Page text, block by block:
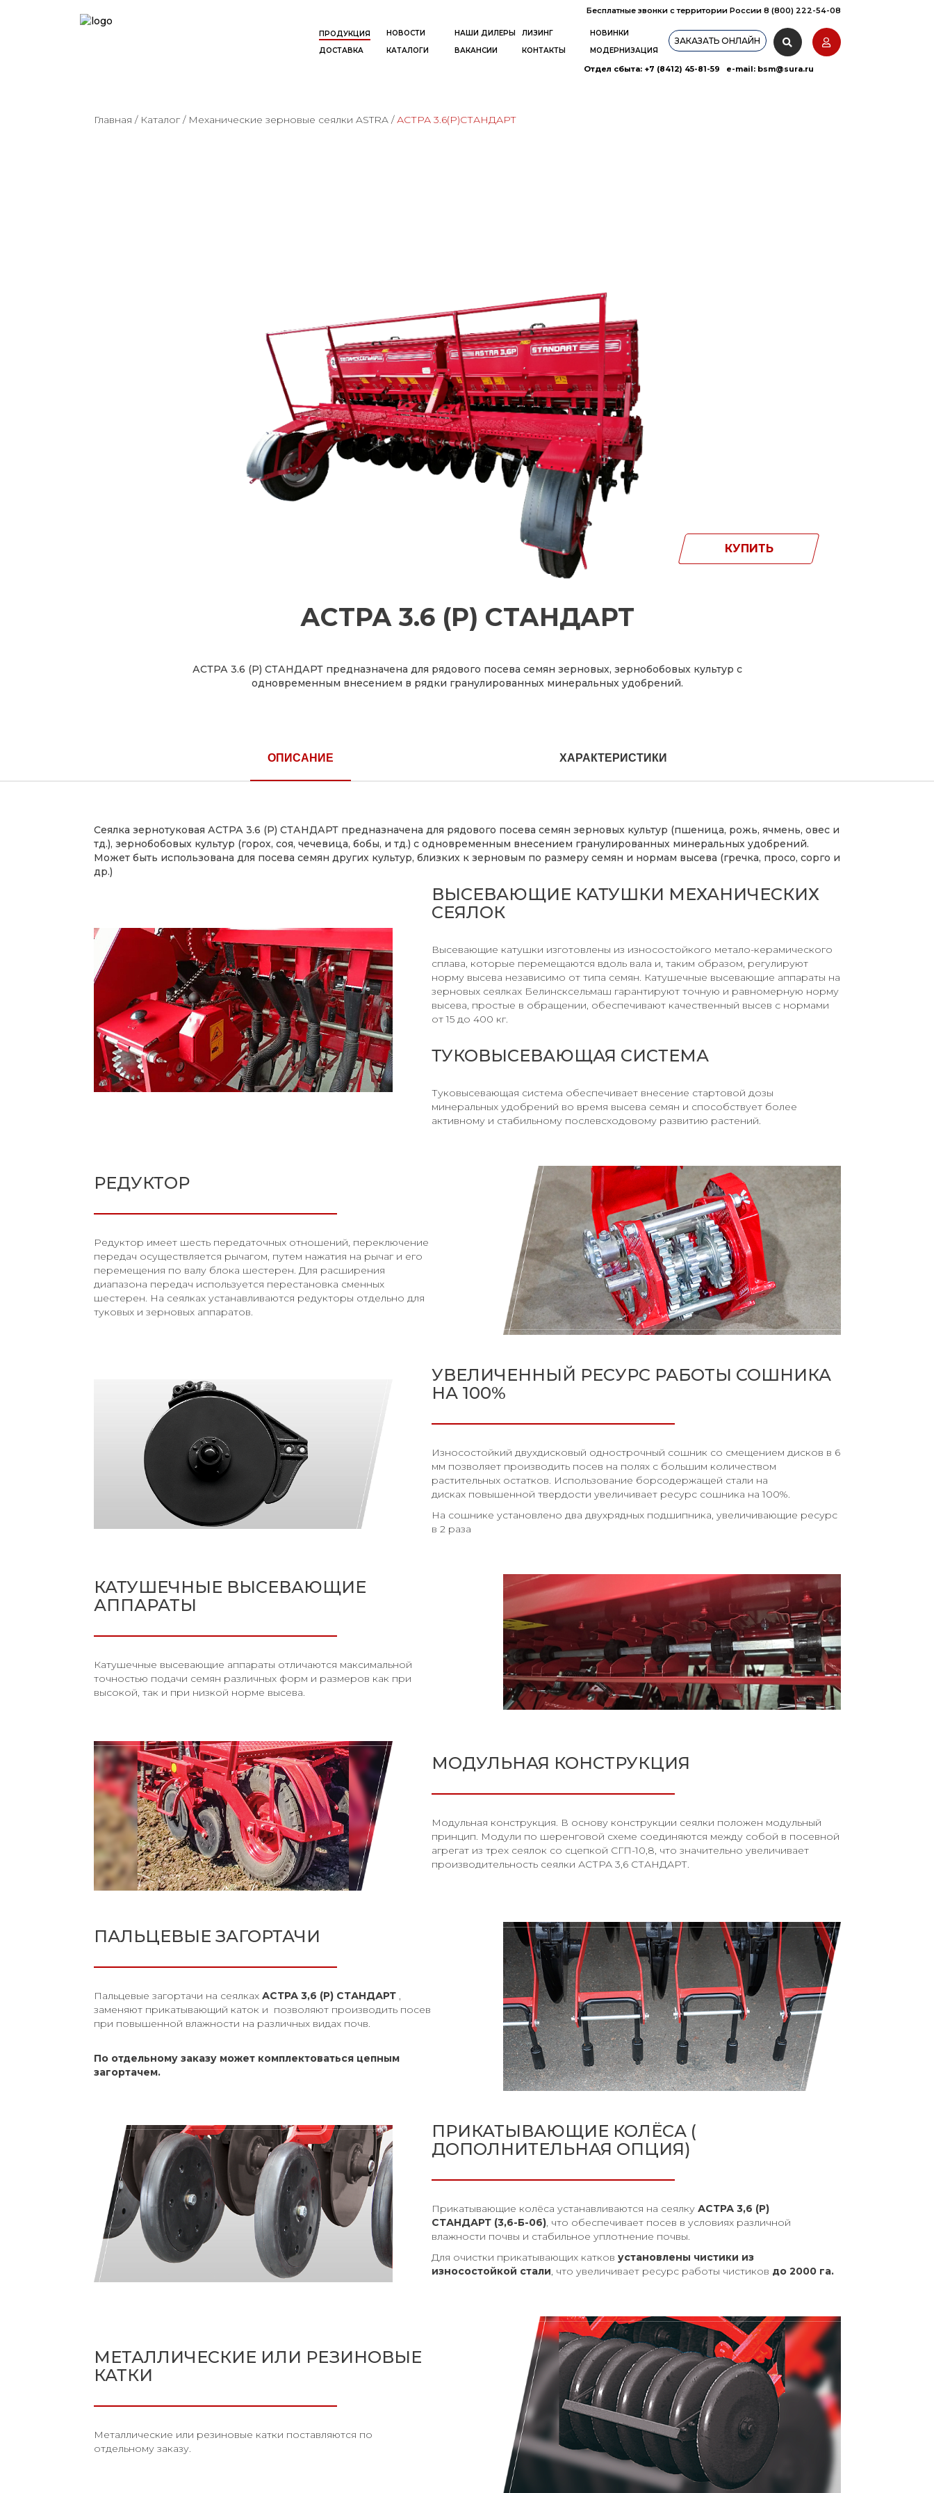
Бесплатные звонки с территории России 8 (800) 222-54-08
ПРОДУКЦИЯ НОВОСТИ НАШИ ДИЛЕРЫ ЛИЗИНГ
НОВИНКИ
ДОСТАВКА
КАТАЛОГИ ВАКАНСИИ КОНТАКТЫ МОДЕРНИЗАЦИЯ
ЗАКАЗАТЬ ОНЛАЙН
Отдел сбыта: +7 (8412) 45-81-59 e-mail: bsm@sura.ru
Главная / Каталог/ Механические зерновые сеялки ASTRA/АСТРА 3.6(P)СТАНДАРТ
КУПИТЬ
АСТРА 3.6 (P) СТАНДАРТ
АСТРА 3.6 (P) СТАНДАРТ предназначена для рядового посева семян зерновых, зернобобовых культур с
одновременным внесением в рядки гранулированных минеральных удобрений.
ОПИСАНИЕ ХАРАКТЕРИСТИКИ
Сеялка зернотуковая АСТРА 3.6 (P) СТАНДАРТ предназначена для рядового посева семян зерновых культур (пшеница, рожь, ячмень, овес и
тд.), зернобобовых культур (горох, соя, чечевица, бобы, и тд.) с одновременным внесением гранулированных минеральных удобрений.
Может быть использована для посева семян других культур, близких к зерновым по размеру семян и нормам высева (гречка, просо, сорго и
др.)
ВЫСЕВАЮЩИЕ КАТУШКИ МЕХАНИЧЕСКИХ
СЕЯЛОК
Высевающие катушки изготовлены из износостойкого метало-керамического
сплава, которые перемещаются вдоль вала и, таким образом, регулируют
норму высева независимо от типа семян. Катушечные высевающие аппараты на
зерновых сеялках Белинсксельмаш гарантируют точную и равномерную норму
высева, простые в обращении, обеспечивают качественный высев с нормами
от 15 до 400 кг.
ТУКОВЫСЕВАЮЩАЯ СИСТЕМА
Туковысевающая система обеспечивает внесение стартовой дозы
минеральных удобрений во время высева семян и способствует более
активному и стабильному послевсходовому развитию растений.
РЕДУКТОР
Редуктор имеет шесть передаточных отношений, переключение
передач осуществляется рычагом, путем нажатия на рычаг и его
перемещения по валу блока шестерен. Для расширения
диапазона передач используется перестановка сменных
шестерен. На сеялках устанавливаются редукторы отдельно для
туковых и зерновых аппаратов.
УВЕЛИЧЕННЫЙ РЕСУРС РАБОТЫ СОШНИКА
НА 100%
Износостойкий двухдисковый однострочный сошник со смещением дисков в 6
мм позволяет производить посев на полях с большим количеством
растительных остатков. Использование борсодержащей стали на
дисках повышенной твердости увеличивает ресурс сошника на 100%.
На сошнике установлено два двухрядных подшипника, увеличивающие ресурс
в 2 раза
КАТУШЕЧНЫЕ ВЫСЕВАЮЩИЕ
АППАРАТЫ
Катушечные высевающие аппараты отличаются максимальной
точностью подачи семян различных форм и размеров как при
высокой, так и при низкой норме высева.
МОДУЛЬНАЯ КОНСТРУКЦИЯ
Модульная конструкция. В основу конструкции сеялки положен модульный
принцип. Модули по шеренговой схеме соединяются между собой в посевной
агрегат из трех сеялок со сцепкой СГП-10,8, что значительно увеличивает
производительность сеялки АСТРА 3,6 СТАНДАРТ.
ПАЛЬЦЕВЫЕ ЗАГОРТАЧИ
Пальцевые загортачи на сеялках АСТРА 3,6 (Р) СТАНДАРТ ,
заменяют прикатывающий каток и позволяют производить посев
при повышенной влажности на различных видах почв.
По отдельному заказу может комплектоваться цепным
загортачем.
ПРИКАТЫВАЮЩИЕ КОЛЁСА (
ДОПОЛНИТЕЛЬНАЯ ОПЦИЯ)
Прикатывающие колёса устанавливаются на сеялку АСТРА 3,6 (Р)
СТАНДАРТ (3,6-Б-06), что обеспечивает посев в условиях различной
влажности почвы и стабильное уплотнение почвы.
Для очистки прикатывающих катков установлены чистики из
износостойкой стали, что увеличивает ресурс работы чистиков до 2000 га.
МЕТАЛЛИЧЕСКИЕ ИЛИ РЕЗИНОВЫЕ
КАТКИ
Металлические или резиновые катки поставляются по
отдельному заказу.